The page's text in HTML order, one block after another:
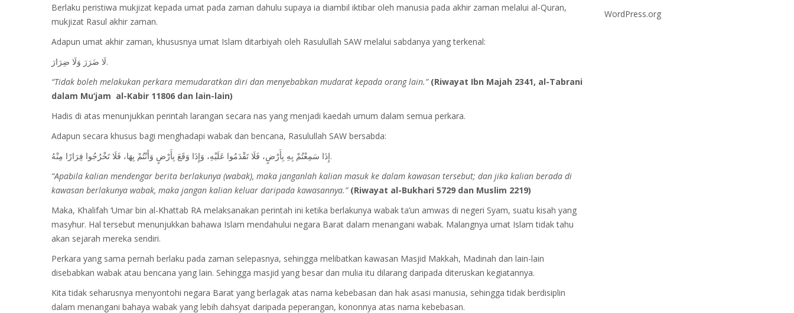
Berlaku peristiwa mukjizat kepada umat pada zaman dahulu supaya ia diambil iktibar oleh manusia pada akhir zaman melalui al-Quran,
mukjizat Rasul akhir zaman.
Adapun umat akhir zaman, khususnya umat Islam ditarbiyah oleh Rasulullah SAW melalui sabdanya yang terkenal:
‌لَا ‌ضَرَرَ ‌وَلَا ‌ضِرَارَ.
“Tidak boleh melakukan perkara memudaratkan diri dan menyebabkan mudarat kepada orang lain.” (Riwayat Ibn Majah 2341, al-Tabrani
dalam Mu‘jam al-Kabir 11806 dan lain-lain)
Hadis di atas menunjukkan perintah larangan secara nas yang menjadi kaedah umum dalam semua perkara.
Adapun secara khusus bagi menghadapi wabak dan bencana, Rasulullah SAW bersabda:
‌إِذَا ‌سَمِعْتُمْ ‌بِهِ ‌بِأَرْضٍ، فَلَا تَقْدَمُوا عَلَيْهِ، وَإِذَا وَقَعَ بِأَرْضٍ وَأَنْتُمْ بِهَا، فَلَا تَخْرُجُوا فِرَارًا مِنْهُ.
“Apabila kalian mendengar berita berlakunya (wabak), maka janganlah kalian masuk ke dalam kawasan tersebut; dan jika kalian berada di
kawasan berlakunya wabak, maka jangan kalian keluar daripada kawasannya.” (Riwayat al-Bukhari 5729 dan Muslim 2219)
Maka, Khalifah ‘Umar bin al-Khattab RA melaksanakan perintah ini ketika berlakunya wabak ta’un amwas di negeri Syam, suatu kisah yang
masyhur. Hal tersebut menunjukkan bahawa Islam mendahului negara Barat dalam menangani wabak. Malangnya umat Islam tidak tahu
akan sejarah mereka sendiri.
Perkara yang sama pernah berlaku pada zaman selepasnya, sehingga melibatkan kawasan Masjid Makkah, Madinah dan lain-lain
disebabkan wabak atau bencana yang lain. Sehingga masjid yang besar dan mulia itu dilarang daripada diteruskan kegiatannya.
Kita tidak seharusnya menyontohi negara Barat yang berlagak atas nama kebebasan dan hak asasi manusia, sehingga tidak berdisiplin
dalam menangani bahaya wabak yang lebih dahsyat daripada peperangan, kononnya atas nama kebebasan.
WordPress.org